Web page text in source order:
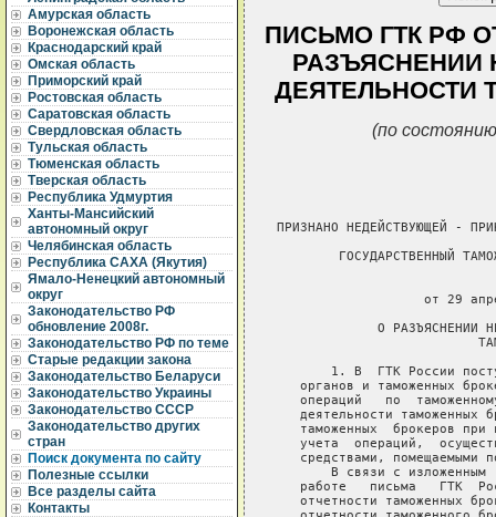
Амурская область
Воронежская область
Краснодарский край
Омская область
Приморский край
Ростовская область
Саратовская область
Свердловская область
Тульская область
Тюменская область
Тверская область
Республика Удмуртия
Ханты-Мансийский
автономный округ
Челябинская область
Республика САХА (Якутия)
Ямало-Ненецкий автономный
округ
Законодательство РФ
обновление 2008г.
Законодательство РФ по теме
Старые редакции закона
Законодательство Беларуси
Законодательство Украины
Законодательство СССР
Законодательство других
стран
Поиск документа по сайту
Полезные ссылки
Все разделы сайта
Контакты
ПИСЬМО ГТК РФ ОТ
РАЗЪЯСНЕНИИ
ДЕЯТЕЛЬНОСТИ
(по